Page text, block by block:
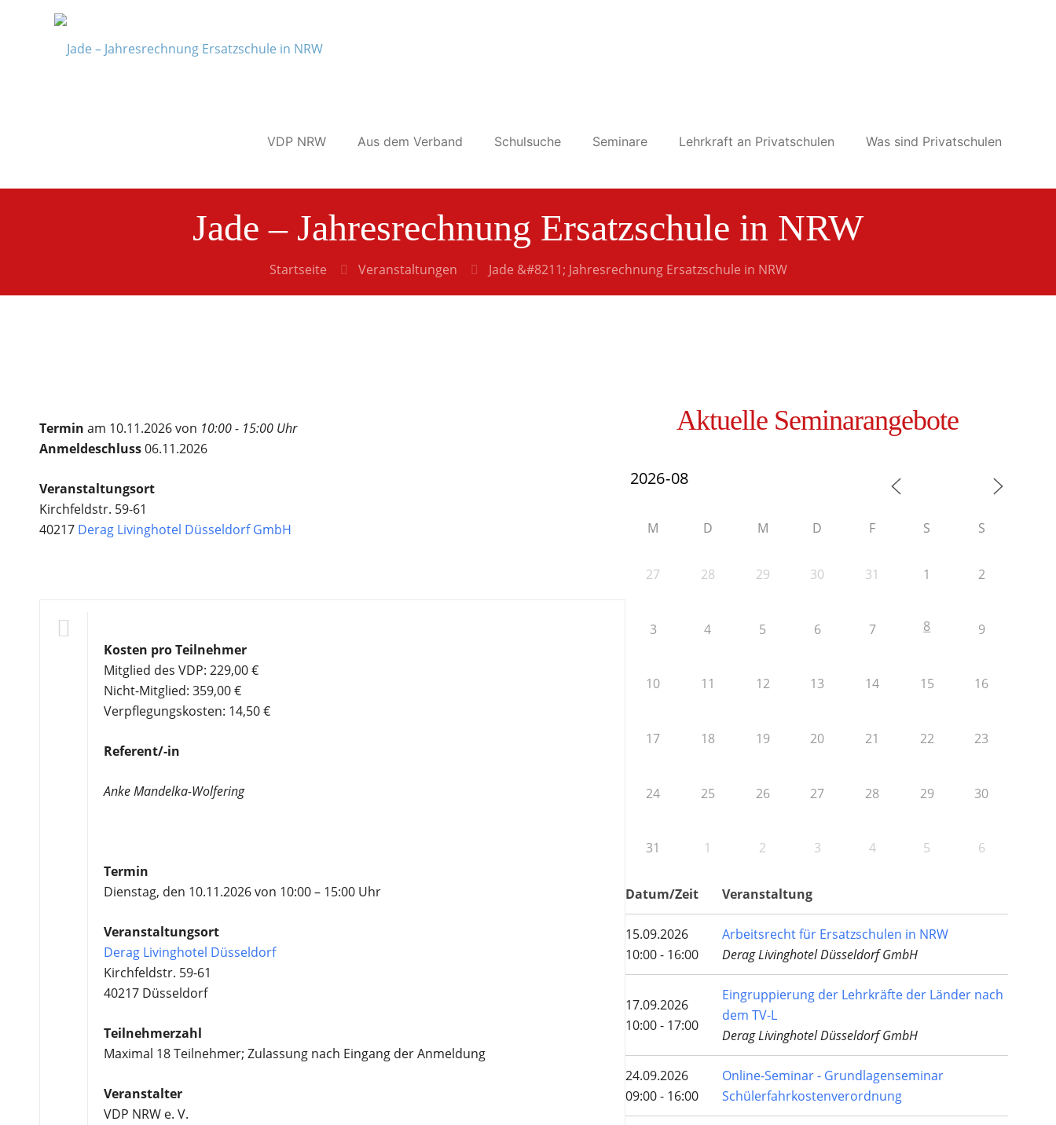
VDP NRW Aus dem Verband Schulsuche Seminare Lehrkraft an Privatschulen Was sind Privatschulen
Jade – Jahresrechnung Ersatzschule in NRW
Startseite Veranstaltungen Jade &#8211; Jahresrechnung Ersatzschule in NRW
Termin am 10.11.2026 von 10:00 - 15:00 Uhr
Anmeldeschluss06.11.2026
Veranstaltungsort
Kirchfeldstr. 59-61
40217 Derag Livinghotel Düsseldorf GmbH
Kosten pro Teilnehmer
Mitglied des VDP: 229,00 €
Nicht-Mitglied: 359,00 €
Verpflegungskosten: 14,50 €
Referent/-in
Anke Mandelka-Wolfering
Termin
Dienstag, den 10.11.2026 von 10:00 – 15:00 Uhr
Veranstaltungsort
Derag Livinghotel Düsseldorf
Kirchfeldstr. 59-61
40217 Düsseldorf
Teilnehmerzahl
Maximal 18 Teilnehmer; Zulassung nach Eingang der Anmeldung
Veranstalter
VDP NRW e. V.
Aktuelle Seminarangebote
M D M D F S S
27 28 29 30 31 1 2
3 4 5 6 7 8 9
10 11 12 13 14 15 16
17 18 19 20 21 22 23
24 25 26 27 28 29 30
31 1 2 3 4 5 6
Datum/Zeit Veranstaltung
15.09.2026
10:00 - 16:00
Arbeitsrecht für Ersatzschulen in NRW
Derag Livinghotel Düsseldorf GmbH
17.09.2026
10:00 - 17:00
Eingruppierung der Lehrkräfte der Länder nach
dem TV-L
Derag Livinghotel Düsseldorf GmbH
24.09.2026
09:00 - 16:00
Online-Seminar - Grundlagenseminar
Schülerfahrkostenverordnung